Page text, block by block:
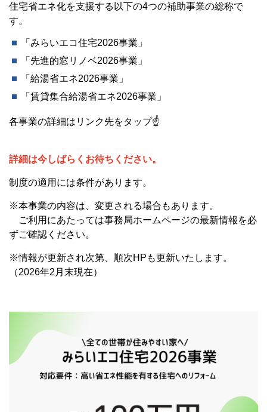
住宅省エネ化を支援する以下の4つの補助事業の総称で
す。
「みらいエコ住宅2026事業」
「先進的窓リノベ2026事業」
「 給湯省エネ2026事業 」
「 賃貸集合給湯省エネ2026事業 」
各事業の詳細はリンク先をタップ☝
詳細は今しばらくお待ちください。
制度の適用には条件があります。
※本事業の内容は、変更される場合もあります。
ご利用にあたっては事務局ホームページの最新情報を必
ずご確認ください。
※情報が更新され次第、順次HPも更新いたします。
（2026年2月末現在）